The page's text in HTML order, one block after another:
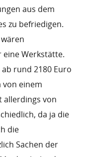
aus dem
zu befriedigen.
eine Werkstätte.
rund 2180 Euro
von einem
allerdings von
da ja die
die
Sachen der